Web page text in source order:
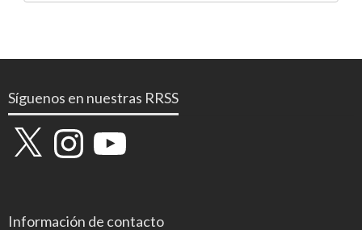
Síguenos en nuestras RRSS
X InstagramYouTube
Información de contacto